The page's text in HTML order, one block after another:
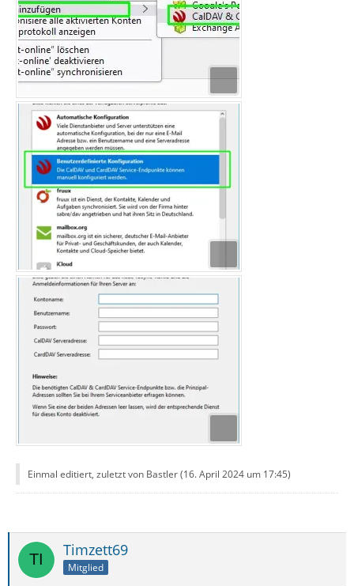
Einmal editiert, zuletzt von Bastler (16. April 2024 um 17:45)
Timzett69
Mitglied